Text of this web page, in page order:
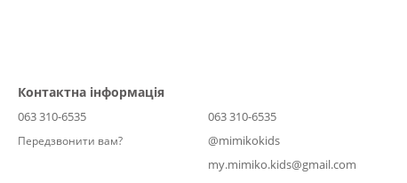
Контактна інформація
063 310-6535
Передзвонити вам?
063 310-6535
@mimikokids
my.mimiko.kids@gmail.com